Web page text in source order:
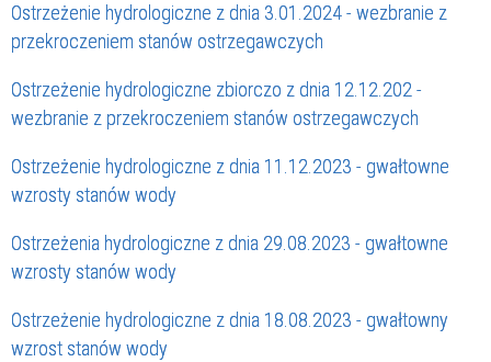
Ostrzeżenie hydrologiczne z dnia 3.01.2024 - wezbranie z
przekroczeniem stanów ostrzegawczych
Ostrzeżenie hydrologiczne zbiorczo z dnia 12.12.202 -
wezbranie z przekroczeniem stanów ostrzegawczych
Ostrzeżenie hydrologiczne z dnia 11.12.2023 - gwałtowne
wzrosty stanów wody
Ostrzeżenia hydrologiczne z dnia 29.08.2023 - gwałtowne
wzrosty stanów wody
Ostrzeżenie hydrologiczne z dnia 18.08.2023 - gwałtowny
wzrost stanów wody